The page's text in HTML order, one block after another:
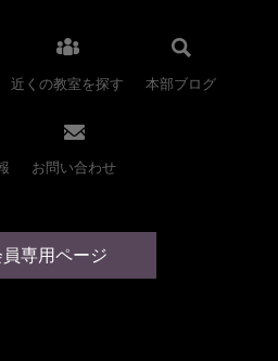
近くの教室を探す 本部ブログ
お問い合わせ
専用ページ